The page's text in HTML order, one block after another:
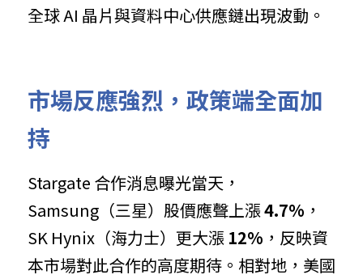
全球 AI 晶片與資料中心供應鏈出現波動。
市場反應強烈，政策端全面加
持
Stargate 合作消息曝光當天，
Samsung（三星）股價應聲上漲 4.7% ，
SK Hynix（海力士）更大漲 12% ，反映資
本市場對此合作的高度期待。相對地，美國